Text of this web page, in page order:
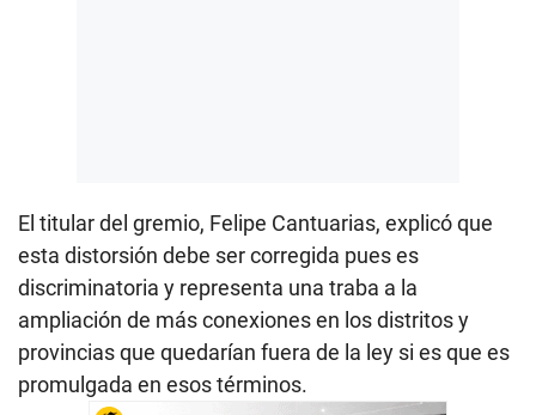
El titular del gremio, Felipe Cantuarias, explicó que
esta distorsión debe ser corregida pues es
discriminatoria y representa una traba a la
ampliación de más conexiones en los distritos y
provincias que quedarían fuera de la ley si es que es
promulgada en esos términos.